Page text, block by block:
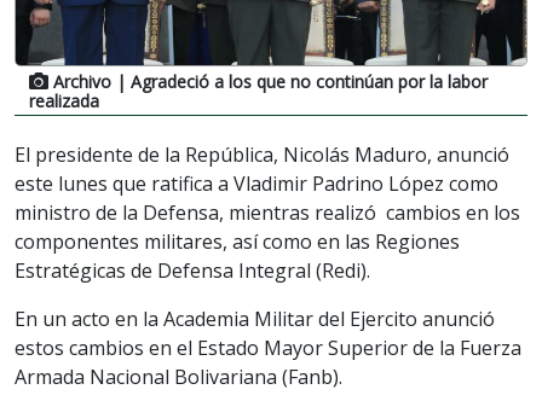
Archivo | Agradeció a los que no continúan por la labor
realizada
El presidente de la República, Nicolás Maduro, anunció
este lunes que ratifica a Vladimir Padrino López como
ministro de la Defensa, mientras realizó cambios en los
componentes militares, así como en las Regiones
Estratégicas de Defensa Integral (Redi).
En un acto en la Academia Militar del Ejercito anunció
estos cambios en el Estado Mayor Superior de la Fuerza
Armada Nacional Bolivariana (Fanb).